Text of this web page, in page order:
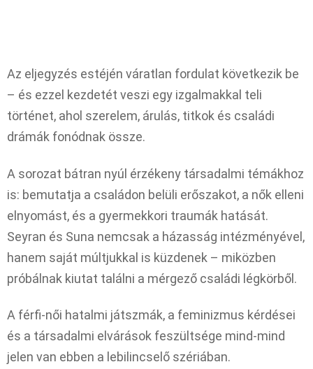
Az eljegyzés estéjén váratlan fordulat következik be
– és ezzel kezdetét veszi egy izgalmakkal teli
történet, ahol szerelem, árulás, titkok és családi
drámák fonódnak össze.
A sorozat bátran nyúl érzékeny társadalmi témákhoz
is: bemutatja a családon belüli erőszakot, a nők elleni
elnyomást, és a gyermekkori traumák hatását.
Seyran és Suna nemcsak a házasság intézményével,
hanem saját múltjukkal is küzdenek – miközben
próbálnak kiutat találni a mérgező családi légkörből.
A férfi-női hatalmi játszmák, a feminizmus kérdései
és a társadalmi elvárások feszültsége mind-mind
jelen van ebben a lebilincselő szériában.